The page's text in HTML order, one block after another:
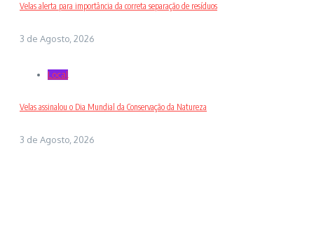
Velas alerta para importância da correta separação de resíduos
3 de Agosto, 2026
Local
Velas assinalou o Dia Mundial da Conservação da Natureza
3 de Agosto, 2026